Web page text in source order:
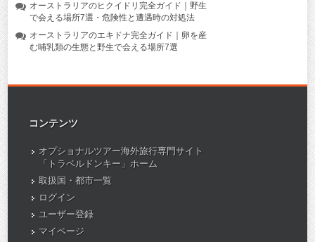
オーストラリアのヒクイドリ完全ガイド｜野生
で会える場所7選・危険性と遭遇時の対処法
オーストラリアのエキドナ完全ガイド｜卵を産
む哺乳類の生態と野生で会える場所7選
コンテンツ
オプショナルツアー海外旅行専門サイト
「トラベルドンキー」ホーム
取扱国・都市一覧
ログイン
ユーザー登録
マイページ